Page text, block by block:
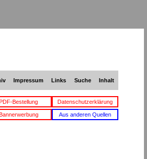
Impressum Links Suche Inhalt
Bestellung Datenschutzerklärung
Aus anderen Quellen